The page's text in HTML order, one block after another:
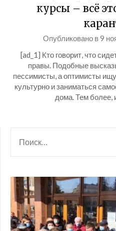
курсы – всё
Опубликовано в9
[ad_1] Кто говорит, что
правы. Подобные
пессимисты, а оптимисты
культурно и заниматься
дома. Тем более,